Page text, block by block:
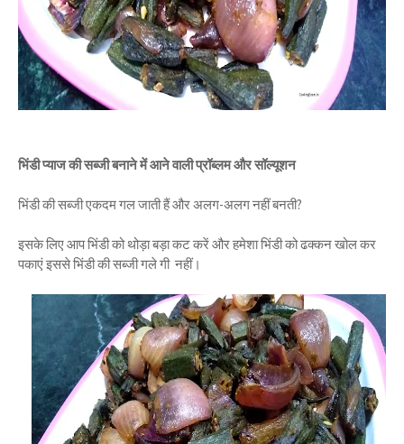
भिंडी प्याज की सब्जी बनाने में आने वाली प्रॉब्लम और सॉल्यूशन
भिंडी की सब्जी एकदम गल जाती हैं और अलग-अलग नहीं बनती?
इसके लिए आप भिंडी को थोड़ा बड़ा कट करें और हमेशा भिंडी को ढक्कन खोल कर
पकाएं इससे भिंडी की सब्जी गले गी नहीं।